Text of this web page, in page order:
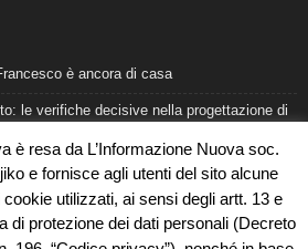
è ancora di casa
le verifiche decisive nella progettazione di
ARPACAL 2026 sulla qualità del mare
una camera ardente per l’ultimo saluto
riconoscere i segnali veri
è resa da L’Informazione Nuova soc.
e fornisce agli utenti del sito alcune
utilizzati, ai sensi degli artt. 13 e
di protezione dei dati personali (Decreto